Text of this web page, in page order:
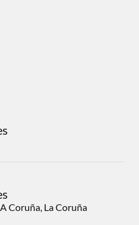
Coruña, La Coruña